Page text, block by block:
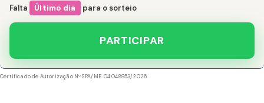
Falta Último dia para o sorteio
PARTICIPAR
Certificado de Autorização Nº SPA/ME 04.048953/2026